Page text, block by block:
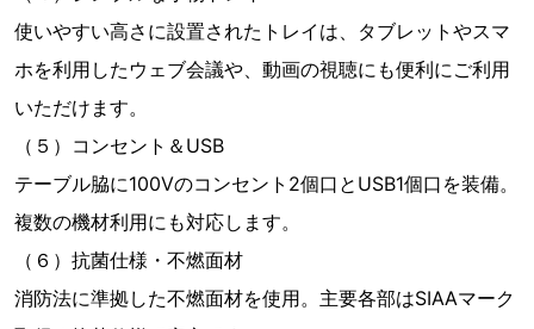
使いやすい高さに設置されたトレイは、タブレットやスマ
ホを利用したウェブ会議や、動画の視聴にも便利にご利用
いただけます。
（５）コンセント＆USB
テーブル脇に100Vのコンセント2個口とUSB1個口を装備。
複数の機材利用にも対応します。
（６）抗菌仕様・不燃面材
消防法に準拠した不燃面材を使用。主要各部はSIAAマーク